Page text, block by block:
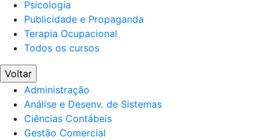
Psicologia
Publicidade e Propaganda
Terapia Ocupacional
Todos os cursos
Voltar
Administração
Análise e Desenv. de Sistemas
Ciências Contábeis
Gestão Comercial